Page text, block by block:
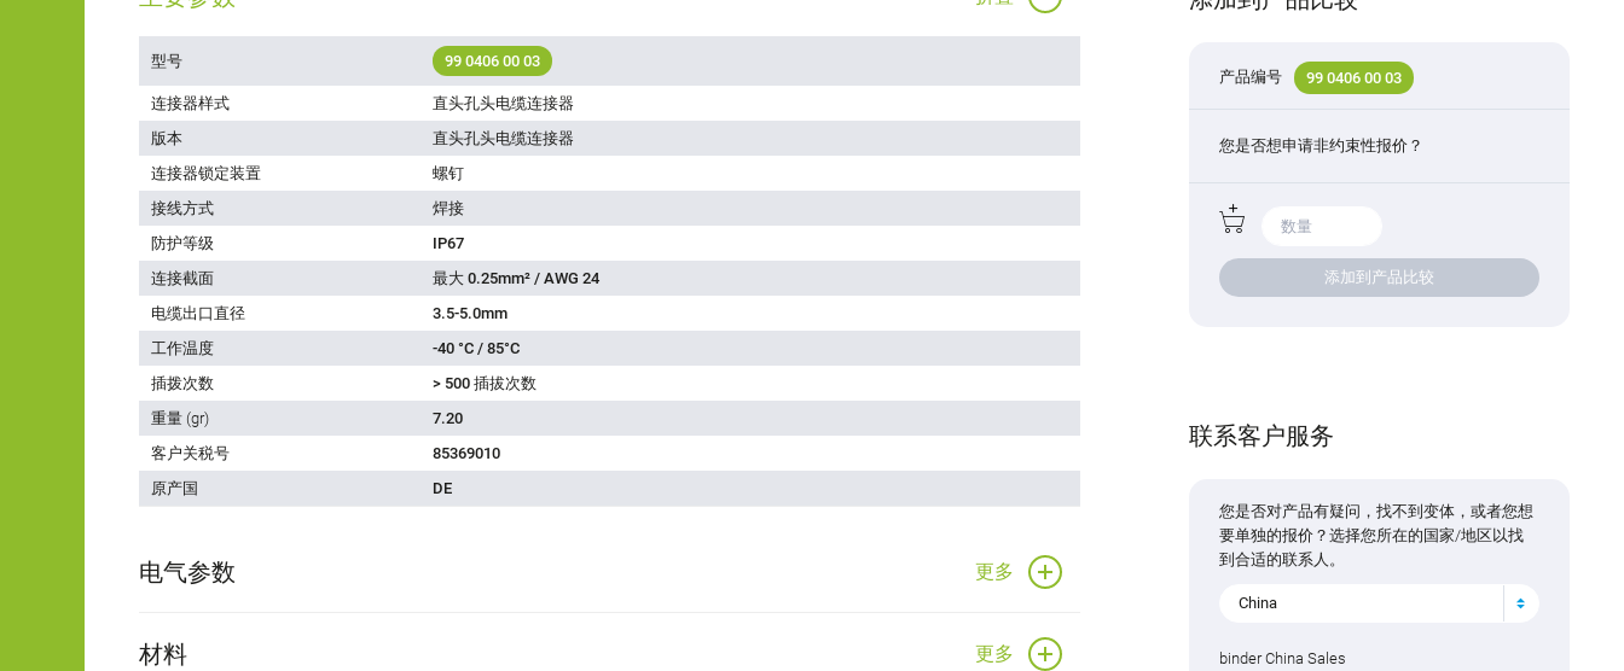
型号 99 0406 00 03
连接器样式
直头孔头电缆连接器
版本
直头孔头电缆连接器
连接器锁定装置
螺钉
接线方式
焊接
防护等级
IP67
连接截面
最大 0.25mm² / AWG 24
电缆出口直径
3.5-5.0mm
工作温度
-40 °C / 85°C
插拨次数
> 500 插拔次数
重量 (gr)
7.20
客户关税号
85369010
原产国
DE
电气参数 更多
材料 更多
产品编号 99 0406 00 03
您是否想申请非约束性报价？
添加到产品比较
联系客户服务
您是否对产品有疑问，找不到变体，或者您想
要单独的报价？选择您所在的国家/地区以找
到合适的联系人。
China
binder China Sales